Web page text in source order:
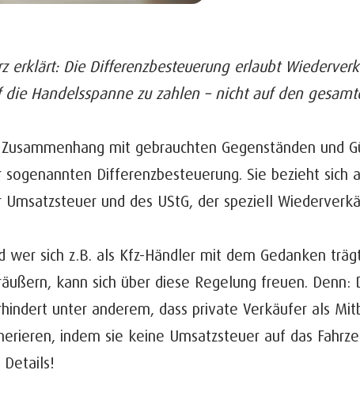
erklärt: Die Differenzbesteuerung erlaubt
die Handelsspanne zu zahlen – nicht auf den
mit gebrauchten Gegenständen und
sogenannten Differenzbesteuerung. Sie bezieht
Umsatzsteuer und des UStG, der speziell
wer sich z.B. als Kfz-Händler mit dem Gedanken
kann sich über diese Regelung freuen. Denn:
unter anderem, dass private Verkäufer als
indem sie keine Umsatzsteuer auf das
Details!